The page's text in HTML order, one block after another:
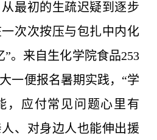
最初的生疏迟疑到逐步
次次按压与包扎中内化
”。来自生化学院食品253
一便报名暑期实践，“学
，应付常见问题心里有
、对身边人也能伸出援